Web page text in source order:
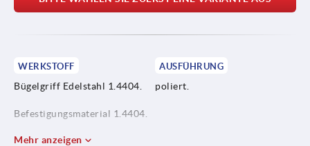
WERKSTOFF
Bügelgriff Edelstahl 1.4404.
Befestigungsmaterial 1.4404.
AUSFÜHRUNG
poliert.
Mehr anzeigen